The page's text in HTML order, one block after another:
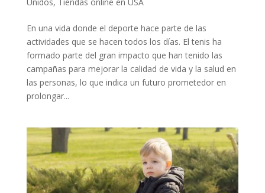
En una vida donde el deporte hace parte de las
actividades que se hacen todos los días. El tenis ha
formado parte del gran impacto que han tenido las
campañas para mejorar la calidad de vida y la salud en
las personas, lo que indica un futuro prometedor en
prolongar...